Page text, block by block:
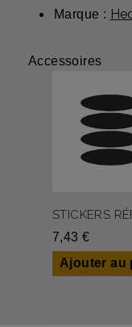
Marque :
Accessoires
STICKERS
7,43 €
Ajouter au